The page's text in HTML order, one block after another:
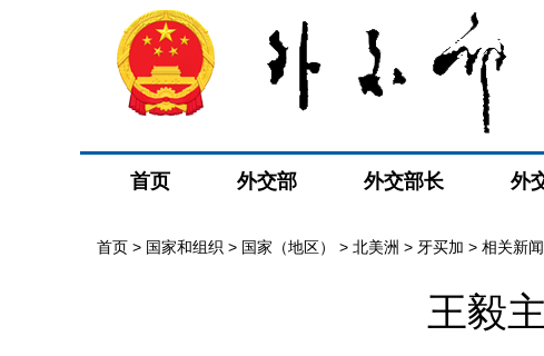
首页 外交部 外交部长 外
首页 > 国家和组织 > 国家（地区） > 北美洲 > 牙买加 > 相关新闻
王毅